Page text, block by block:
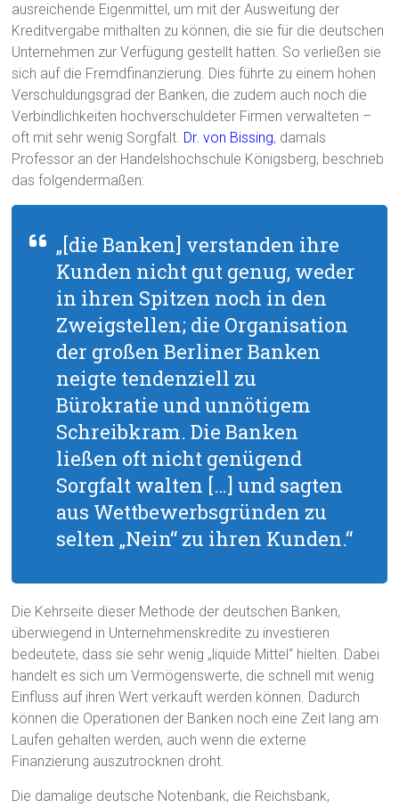
ausreichende Eigenmittel, um mit der Ausweitung der
Kreditvergabe mithalten zu können, die sie für die deutschen
Unternehmen zur Verfügung gestellt hatten. So verließen sie
sich auf die Fremdfinanzierung. Dies führte zu einem hohen
Verschuldungsgrad der Banken, die zudem auch noch die
Verbindlichkeiten hochverschuldeter Firmen verwalteten –
oft mit sehr wenig Sorgfalt. Dr. von Bissing, damals
Professor an der Handelshochschule Königsberg, beschrieb
das folgendermaßen:
„[die Banken] verstanden ihre
Kunden nicht gut genug, weder
in ihren Spitzen noch in den
Zweigstellen; die Organisation
der großen Berliner Banken
neigte tendenziell zu
Bürokratie und unnötigem
Schreibkram. Die Banken
ließen oft nicht genügend
Sorgfalt walten […] und sagten
aus Wettbewerbsgründen zu
selten „Nein“ zu ihren Kunden.“
Die Kehrseite dieser Methode der deutschen Banken,
überwiegend in Unternehmenskredite zu investieren
bedeutete, dass sie sehr wenig „liquide Mittel“ hielten. Dabei
handelt es sich um Vermögenswerte, die schnell mit wenig
Einfluss auf ihren Wert verkauft werden können. Dadurch
können die Operationen der Banken noch eine Zeit lang am
Laufen gehalten werden, auch wenn die externe
Finanzierung auszutrocknen droht.
Die damalige deutsche Notenbank, die Reichsbank,